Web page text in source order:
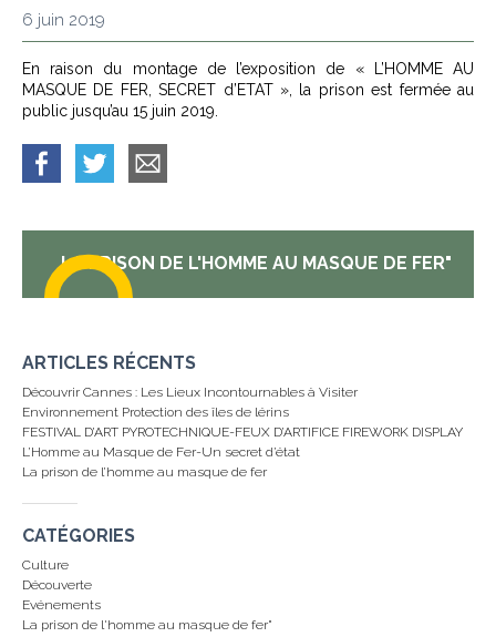
GROUPES E-TICKETS
6 juin 2019
En raison du montage de l’exposition de « L’HOMME AU
MASQUE DE FER, SECRET d’ETAT », la prison est fermée au
public jusqu’au 15 juin 2019.
LA PRISON DE L'HOMME AU MASQUE DE FER"
ARTICLES RÉCENTS
Découvrir Cannes : Les Lieux Incontournables à Visiter
Environnement Protection des îles de lérins
FESTIVAL D’ART PYROTECHNIQUE-FEUX D’ARTIFICE FIREWORK DISPLAY
L’Homme au Masque de Fer-Un secret d’état
La prison de l’homme au masque de fer
CATÉGORIES
Culture
Découverte
Evénements
La prison de l'homme au masque de fer"